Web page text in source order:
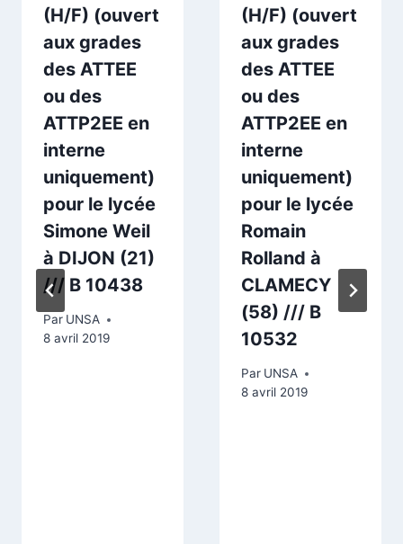
(H/F) (ouvert
aux grades
des ATTEE
ou des
ATTP2EE en
interne
uniquement)
pour le lycée
Simone Weil
à DIJON (21)
/// B 10438
Par UNSA
8 avril 2019
(H/F) (ouvert
aux grades
des ATTEE
ou des
ATTP2EE en
interne
uniquement)
pour le lycée
Romain
Rolland à
CLAMECY
(58) /// B
10532
Par UNSA
8 avril 2019